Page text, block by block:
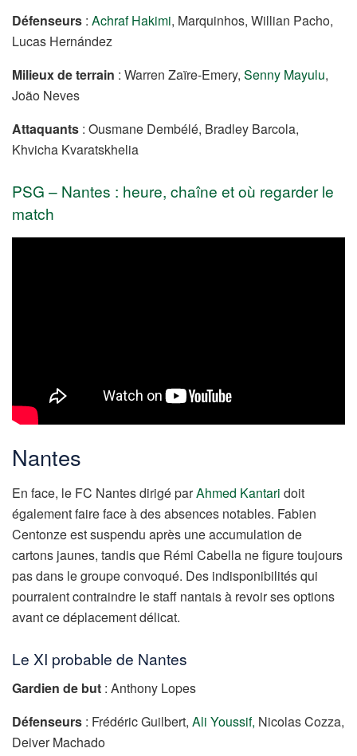
Défenseurs : Achraf Hakimi, Marquinhos, Willian Pacho,
Lucas Hernández
Milieux de terrain : Warren Zaïre-Emery, Senny Mayulu,
João Neves
Attaquants : Ousmane Dembélé, Bradley Barcola,
Khvicha Kvaratskhelia
PSG – Nantes : heure, chaîne et où regarder le
match
Nantes
En face, le FC Nantes dirigé parAhmed Kantari doit
également faire face à des absences notables. Fabien
Centonze est suspendu après une accumulation de
cartons jaunes, tandis que Rémi Cabella ne figure toujours
pas dans le groupe convoqué. Des indisponibilités qui
pourraient contraindre le staff nantais à revoir ses options
avant ce déplacement délicat.
Le XI probable de Nantes
Gardien de but : Anthony Lopes
Défenseurs : Frédéric Guilbert, Ali Youssif, Nicolas Cozza,
Deiver Machado